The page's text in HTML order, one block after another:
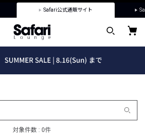
Safari公式通販サイト
対象件数 : 0件